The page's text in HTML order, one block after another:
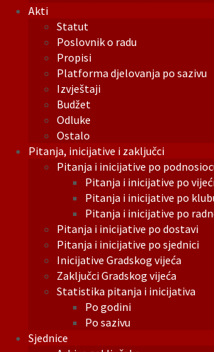
Akti
Statut
Poslovnik o radu
Propisi
Platforma djelovanja po sazivu
Izvještaji
Budžet
Odluke
Ostalo
Pitanja, inicijative i zaključci
Pitanja i inicijative po
Pitanja i inicijative po
Pitanja i inicijative po
Pitanja i inicijative po
Pitanja i inicijative po dostavi
Pitanja i inicijative po sjednici
Inicijative Gradskog vijeća
Zaključci Gradskog vijeća
Statistika pitanja i inicijativa
Po godini
Po sazivu
Sjednice